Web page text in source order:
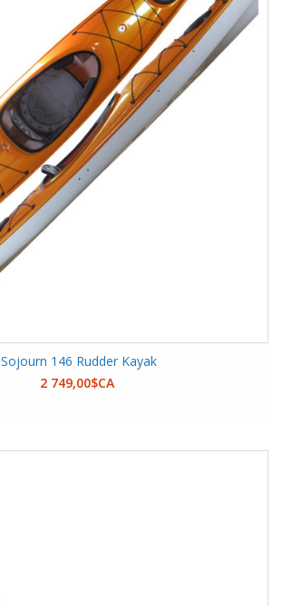
Sojourn 146 Rudder Kayak
2 749,00$CA